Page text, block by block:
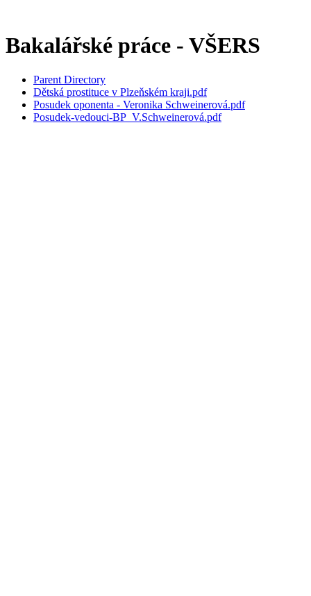
Bakalářské práce - VŠERS
Parent Directory
Dětská prostituce v Plzeňském kraji.pdf
Posudek oponenta - Veronika Schweinerová.pdf
Posudek-vedouci-BP_V.Schweinerová.pdf